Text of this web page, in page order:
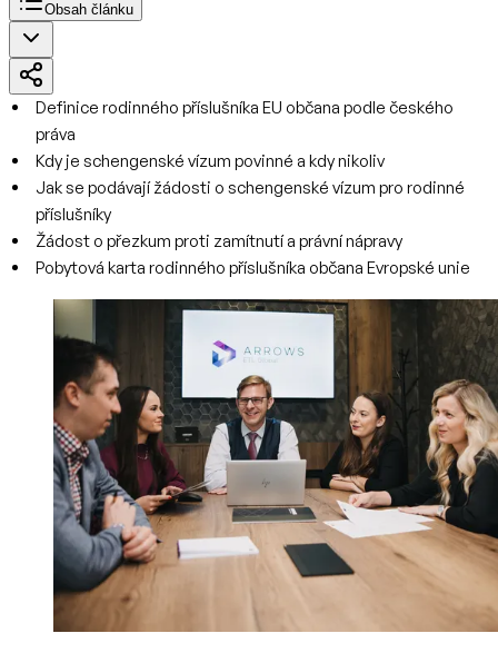
Obsah článku
Definice rodinného příslušníka EU občana podle českého
práva
Kdy je schengenské vízum povinné a kdy nikoliv
Jak se podávají žádosti o schengenské vízum pro rodinné
příslušníky
Žádost o přezkum proti zamítnutí a právní nápravy
Pobytová karta rodinného příslušníka občana Evropské unie